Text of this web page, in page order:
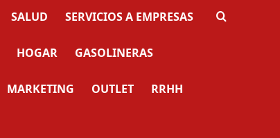
SALUD SERVICIOS A EMPRESAS
HOGAR GASOLINERAS
MARKETING OUTLET RRHH